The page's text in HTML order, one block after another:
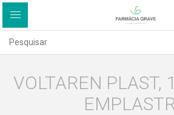
VOLTAREN PLAST,